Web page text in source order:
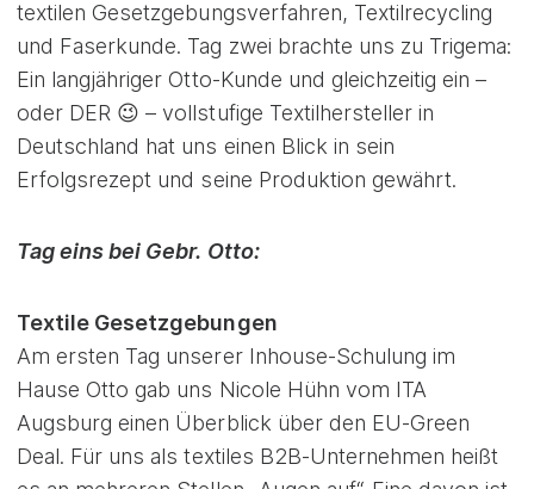
textilen Gesetzgebungsverfahren, Textilrecycling
und Faserkunde. Tag zwei brachte uns zu Trigema:
Ein langjähriger Otto-Kunde und gleichzeitig ein –
oder DER 😉 – vollstufige Textilhersteller in
Deutschland hat uns einen Blick in sein
Erfolgsrezept und seine Produktion gewährt.
Tag eins bei Gebr. Otto:
Textile Gesetzgebungen
Am ersten Tag unserer Inhouse-Schulung im
Hause Otto gab uns Nicole Hühn vom ITA
Augsburg einen Überblick über den EU-Green
Deal. Für uns als textiles B2B-Unternehmen heißt